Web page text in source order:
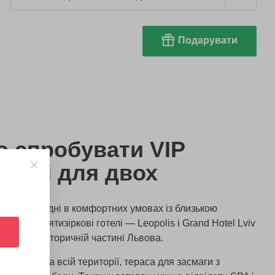
Подарувати
спробувати VIP
для двох
вихідні в комфортних умовах із близькою
два п'ятизіркові готелі — Leopolis і Grand Hotel Lviv
в історичній частині Львова.
Wi-Fi на всій території, тераса для засмаги з